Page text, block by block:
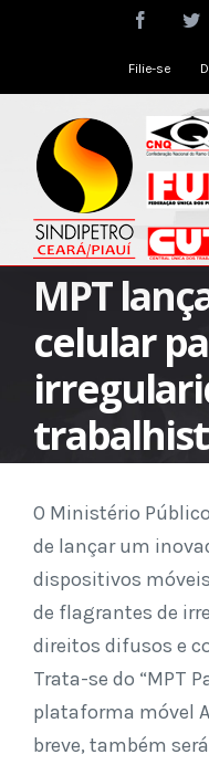
facebook
Filie-se
MPT
celular
O Ministério
de lançar um
dispositivos
de flagrantes de
direitos difusos e
Trata-se do “MPT
plataforma móvel
breve, também